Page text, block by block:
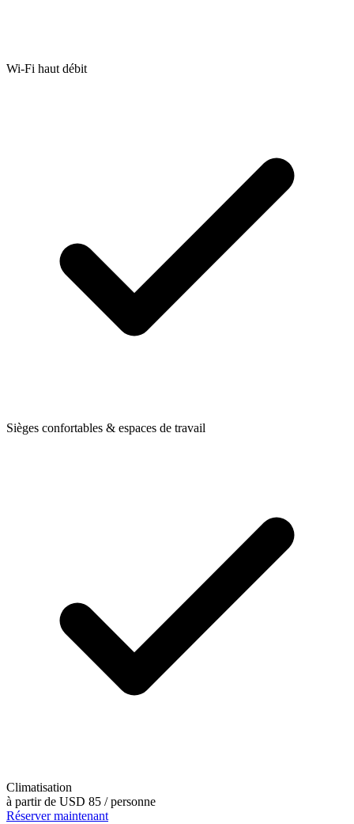
Wi-Fi haut débit
Sièges confortables & espaces de travail
Climatisation
à partir de USD 85 / personne
Réserver maintenant